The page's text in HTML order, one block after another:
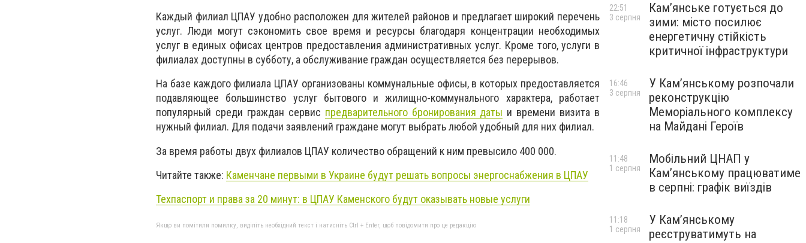
Каждый филиал ЦПАУ удобно расположен для жителей районов и предлагает широкий перечень
услуг. Люди могут сэкономить свое время и ресурсы благодаря концентрации необходимых
услуг в единых офисах центров предоставления административных услуг. Кроме того, услуги в
филиалах доступны в субботу, а обслуживание граждан осуществляется без перерывов.
На базе каждого филиала ЦПАУ организованы коммунальные офисы, в которых предоставляется
подавляющее большинство услуг бытового и жилищно-коммунального характера, работает
популярный среди граждан сервис предварительного бронирования даты и времени визита в
нужный филиал. Для подачи заявлений граждане могут выбрать любой удобный для них филиал.
За время работы двух филиалов ЦПАУ количество обращений к ним превысило 400 000.
Читайте также: Каменчане первыми в Украине будут решать вопросы энергоснабжения в ЦПАУ
Техпаспорт и права за 20 минут: в ЦПАУ Каменского будут оказывать новые услуги
Якщо ви помітили помилку, виділіть необхідний текст і натисніть Ctrl + Enter, щоб повідомити про це редакцію
Кам’янське готується до
зими: місто посилює
енергетичну стійкість
критичної інфраструктури
22:51
3 серпня
У Кам’янському розпочали
реконструкцію
Меморіального комплексу
на Майдані Героїв
16:46
3 серпня
Мобільний ЦНАП у
Кам’янському працюватиме
в серпні: графік виїздів
11:48
1 серпня
У Кам’янському
реєструватимуть на
11:18
1 серпня